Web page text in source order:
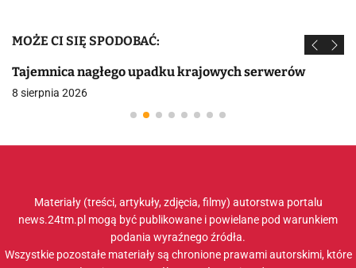
MOŻE CI SIĘ SPODOBAĆ:
Tajemnica nagłego upadku krajowych serwerów
8 sierpnia 2026
Materiały (treści, artykuły, zdjęcia, filmy) autorstwa portalu
news.24tm.pl mogą być publikowane i powielane pod warunkiem
podania wyraźnego źródła.
Wszystkie pozostałe materiały są chronione prawami autorskimi, które